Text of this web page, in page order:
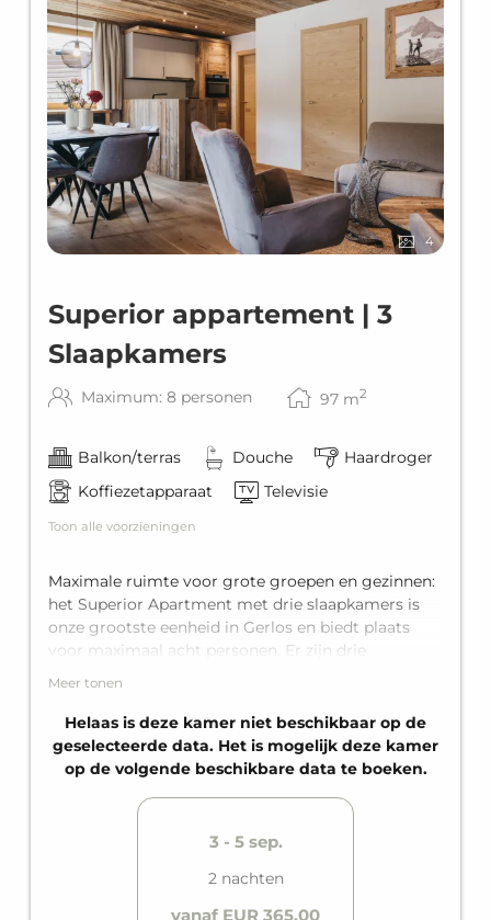
4
Superior appartement | 3
Slaapkamers
Maximum: 8 personen 97 m2
Balkon/terras Douche
Haardroger
Koffiezetapparaat
Televisie
Toon alle voorzieningen
Maximale ruimte voor grote groepen en gezinnen:
het Superior Apartment met drie slaapkamers is
onze grootste eenheid in Gerlos en biedt plaats
voor maximaal acht personen. Er zijn drie
afzonderlijke slaapkamers met ieder een king-size
comfortabele slaapbank voor twee personen in de
woonruimte. Het appartement beschik over drie
badkamers met douche voor maximale privacy,
Meer tonen
Helaas is deze kamer niet beschikbaar op de
geselecteerde data. Het is mogelijk deze kamer
op de volgende beschikbare data te boeken.
3 - 5 sep.
2 nachten
vanaf EUR 365,00